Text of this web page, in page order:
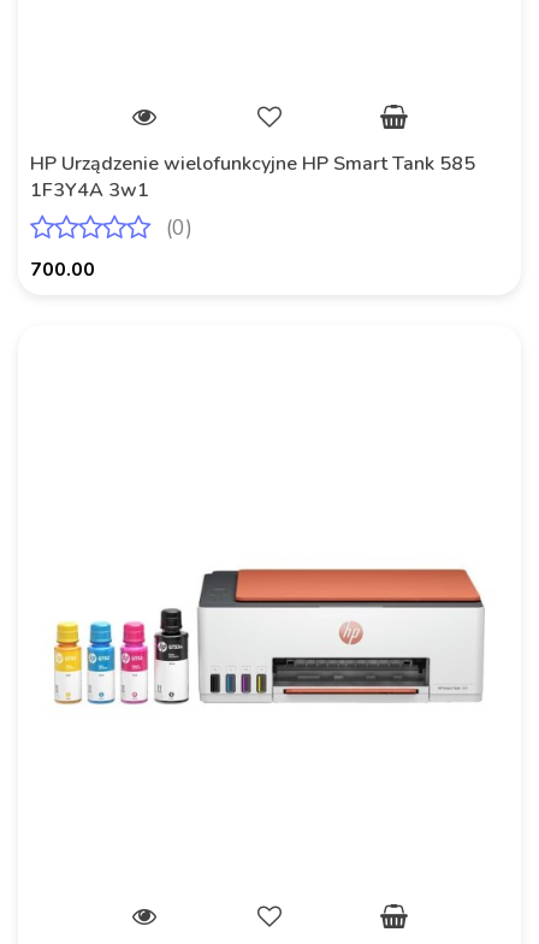
HP Urządzenie wielofunkcyjne HP Smart Tank 585
1F3Y4A 3w1
(0)
700.00